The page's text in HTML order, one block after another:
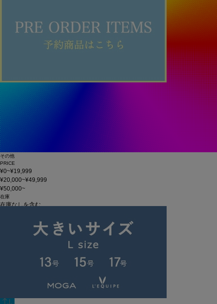
その他
PRICE
¥0~¥19,999
¥20,000~¥49,999
¥50,000~
在庫
在庫なしを含む